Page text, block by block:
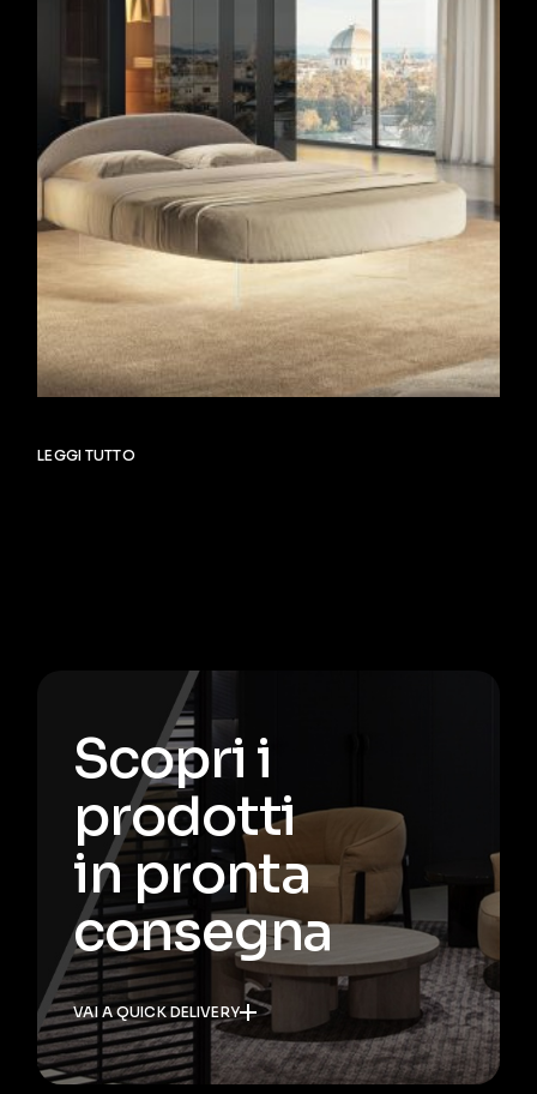
LEGGI TUTTO
Scopri i
prodotti
in pronta
consegna
VAI A QUICK DELIVERY